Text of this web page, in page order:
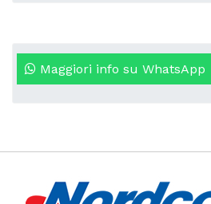
Maggiori info su WhatsApp